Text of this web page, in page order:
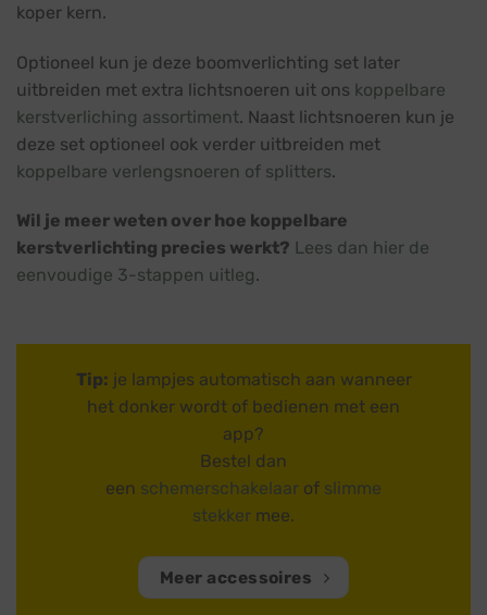
koper kern.
Optioneel kun je deze boomverlichting set later
uitbreiden met extra lichtsnoeren uit ons koppelbare
kerstverliching assortiment. Naast lichtsnoeren kun je
deze set optioneel ook verder uitbreiden met
koppelbare verlengsnoeren of splitters.
Wil je meer weten over hoe koppelbare
kerstverlichting precies werkt? Lees dan hier de
eenvoudige 3-stappen uitleg.
Tip: je lampjes automatisch aan wanneer
het donker wordt of bedienen met een
app?
Bestel dan
een schemerschakelaar of slimme
stekker mee.
Meer accessoires